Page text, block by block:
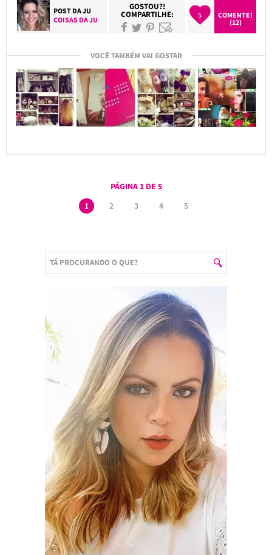
POST DAJU
COISAS DA JU
GOSTOU?!
COMPARTILHE: 5
COMENTE!
(12)
VOCÊ TAMBÉM VAI GOSTAR
PÁGINA 1 DE 5
1
2 3 4 5